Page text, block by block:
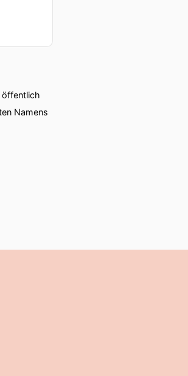
öffentlich
Namens